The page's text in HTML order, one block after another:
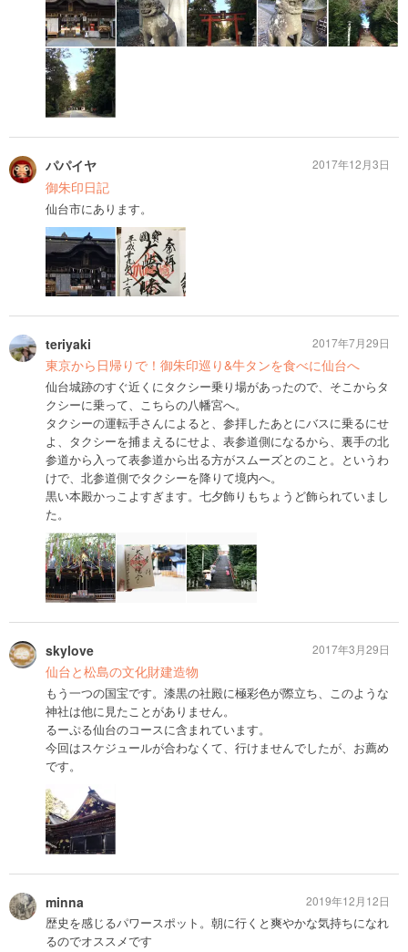
パパイヤ
御朱印日記
仙台市にあります。
2017年12月3日
teriyaki
東京から日帰りで！御朱印巡り&牛タンを食べに仙台へ
仙台城跡のすぐ近くにタクシー乗り場があったので、そこからタ
クシーに乗って、こちらの八幡宮へ。
タクシーの運転手さんによると、参拝したあとにバスに乗るにせ
よ、タクシーを捕まえるにせよ、表参道側になるから、裏手の北
参道から入って表参道から出る方がスムーズとのこと。というわ
けで、北参道側でタクシーを降りて境内へ。
黒い本殿かっこよすぎます。七夕飾りもちょうど飾られていまし
た。
2017年7月29日
skylove
仙台と松島の文化財建造物
もう一つの国宝です。漆黒の社殿に極彩色が際立ち、このような
神社は他に見たことがありません。
るーぷる仙台のコースに含まれています。
今回はスケジュールが合わなくて、行けませんでしたが、お薦め
です。
2017年3月29日
minna
歴史を感じるパワースポット。朝に行くと爽やかな気持ちになれ
るのでオススメです
2019年12月12日